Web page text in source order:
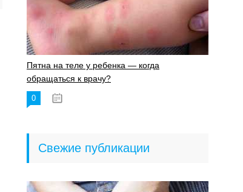
Пятна на теле у ребенка — когда
обращаться к врачу?
0
Свежие публикации